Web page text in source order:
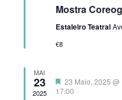
Mostra
Estaleiro Teatral
€8
MAI
23
2025
Destaque
23 Maio, 2025 @
17:00